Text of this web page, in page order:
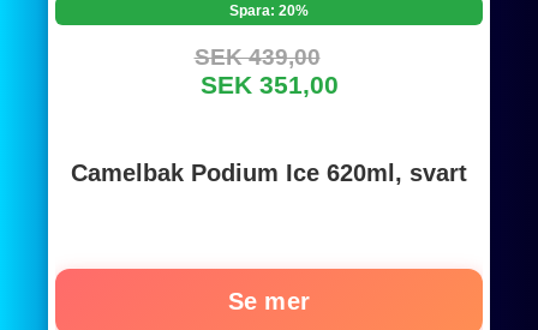
Spara: 20%
SEK 439,00
SEK 351,00
Camelbak Podium Ice 620ml, svart
Se mer